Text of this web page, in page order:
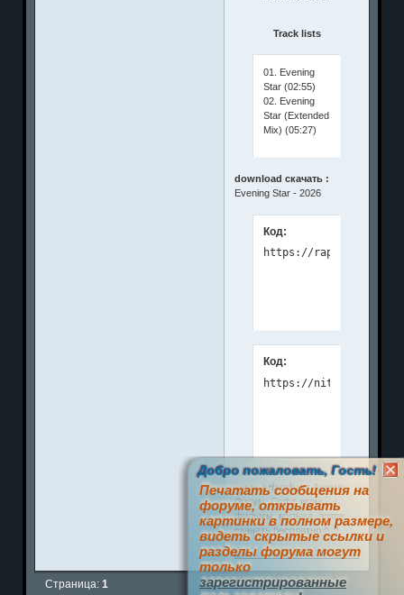
Track lists
01. Evening
Star (02:55)
02. Evening
Star (Extended
Mix) (05:27)
download скачать :
Evening Star - 2026
Код:
Код:
www.prizrak.wsАниме
Форум. Софт, игры,
фильмы, музыка, anime
скачать бесплатно ^_^
0
Страница:1
Добро пожаловать, Гость!
Печатать сообщения на
форуме, открывать
картинки в полном размере,
видеть скрытые ссылки и
разделы форума могут
только
зарегистрированные